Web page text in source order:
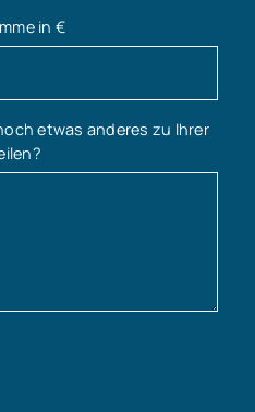
in €
etwas anderes zu Ihrer